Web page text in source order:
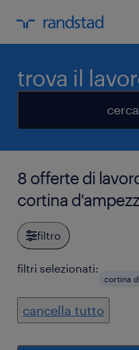
trova il
8 offerte di
cortina
filtro
filtri selezionati:
cortina
cancella tutto